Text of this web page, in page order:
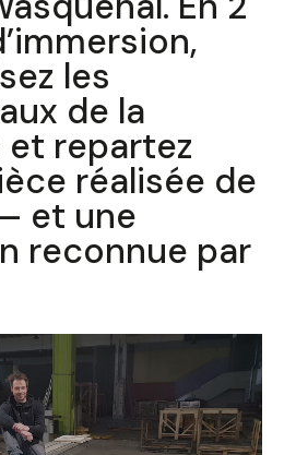
les
de la
repartez
réalisée de
et une
reconnue par